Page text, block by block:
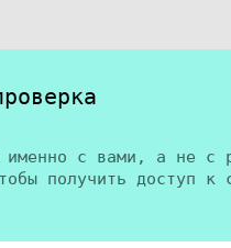
именно с вами, а не с
получить доступ к